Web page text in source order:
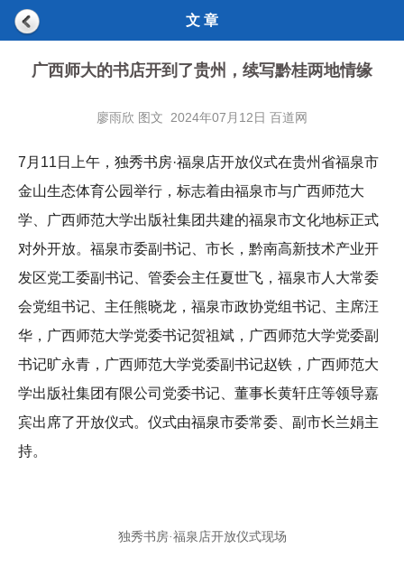
文 章
广西师大的书店开到了贵州，续写黔桂两地情缘
廖雨欣 图文 2024年07月12日 百道网
7月11日上午，独秀书房·福泉店开放仪式在贵州省福泉市
金山生态体育公园举行，标志着由福泉市与广西师范大
学、广西师范大学出版社集团共建的福泉市文化地标正式
对外开放。福泉市委副书记、市长，黔南高新技术产业开
发区党工委副书记、管委会主任夏世飞，福泉市人大常委
会党组书记、主任熊晓龙，福泉市政协党组书记、主席汪
华，广西师范大学党委书记贺祖斌，广西师范大学党委副
书记旷永青，广西师范大学党委副书记赵铁，广西师范大
学出版社集团有限公司党委书记、董事长黄轩庄等领导嘉
宾出席了开放仪式。仪式由福泉市委常委、副市长兰娟主
持。
独秀书房·福泉店开放仪式现场